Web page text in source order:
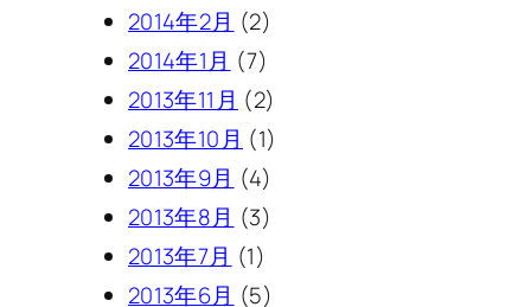
2014年2月 (2)
2014年1月 (7)
2013年11月 (2)
2013年10月 (1)
2013年9月 (4)
2013年8月 (3)
2013年7月 (1)
2013年6月 (5)